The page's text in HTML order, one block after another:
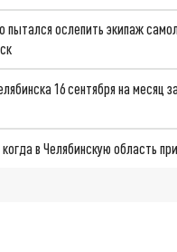
пытался ослепить экипаж
16 сентября на месяц
в Челябинскую область